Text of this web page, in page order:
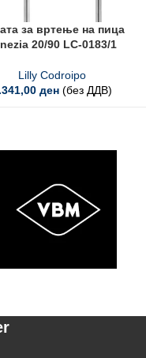
за вртење на пица
20/90 LC-0183/1
Lilly Codroipo
ден (без ДДВ)